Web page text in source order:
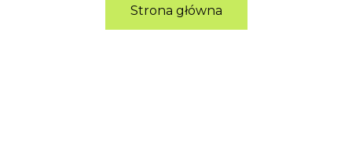
Strona główna